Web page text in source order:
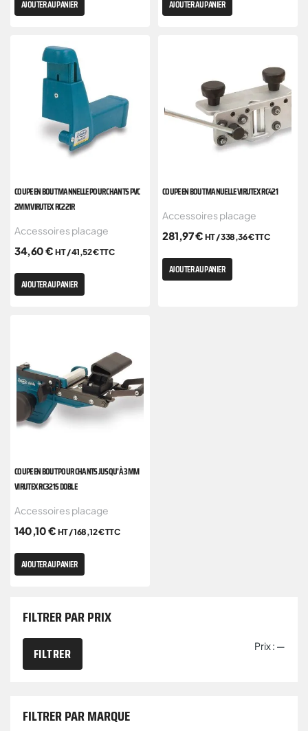
AJOUTER AU PANIER AJOUTER AU PANIER
COUPE EN BOUT MANNELLE POUR CHANTS PVC
2MM VIRUTEX RC221R
Accessoires placage
34,60€ HT /41,52€TTC
AJOUTER AU PANIER
COUPE EN BOUT MANUELLE VIRUTEX RC421
Accessoires placage
281,97€ HT /338,36€TTC
AJOUTER AU PANIER
COUPE EN BOUT POUR CHANTS JUSQU’À 3MM
VIRUTEX RC321S DOBLE
Accessoires placage
140,10€ HT /168,12€TTC
AJOUTER AU PANIER
FILTRER PAR PRIX
FILTRER Prix : —
FILTRER PAR MARQUE